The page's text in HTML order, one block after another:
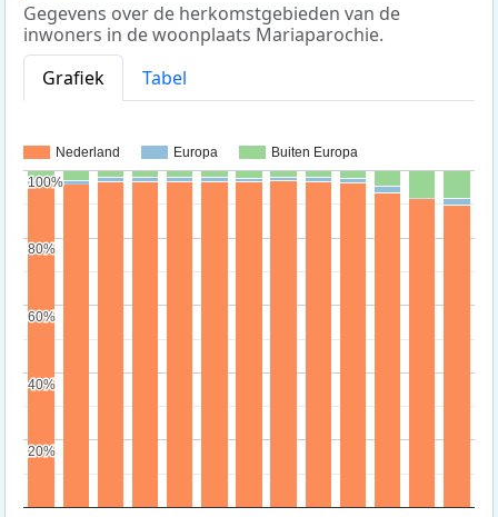
Gegevens over de herkomstgebieden van de
inwoners in de woonplaats Mariaparochie.
Grafiek
Tabel
Nederland Europa Buiten Europa
20%
20%
40%
40%
60%
60%
80%
80%
100%
100%